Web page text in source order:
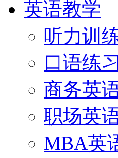
英语教学
听力训
口语练
商务英
职场英
MBA英